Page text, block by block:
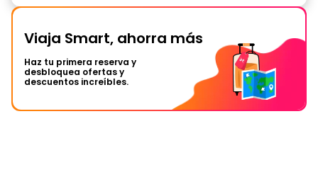
Viaja Smart, ahorra más
Haz tu primera reserva y
desbloquea ofertas y
descuentos increíbles.